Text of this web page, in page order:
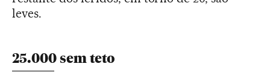
leves.
25.000 sem teto